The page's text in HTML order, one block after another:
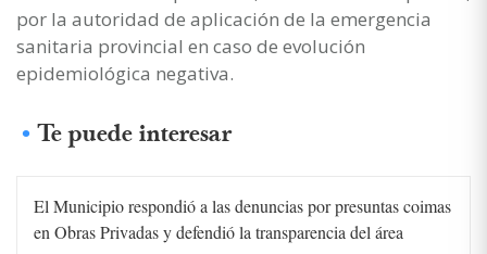
por la autoridad de aplicación de la emergencia
sanitaria provincial en caso de evolución
epidemiológica negativa.
Te puede interesar
El Municipio respondió a las denuncias por presuntas coimas
en Obras Privadas y defendió la transparencia del área